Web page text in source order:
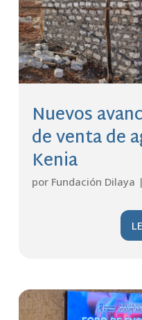
Nuevos
de venta de
Kenia
por Fundación Dilaya |